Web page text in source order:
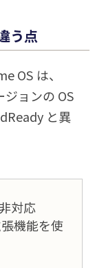
う点
OS は、
ョンの OS
と異
対応
機能を使